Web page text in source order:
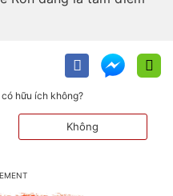
hữu ích không?
Không